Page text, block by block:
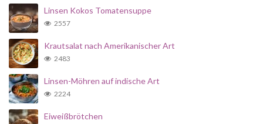
Linsen Kokos Tomatensuppe
2557
Krautsalat nach Amerikanischer Art
2483
Linsen-Möhren auf indische Art
2224
Eiweißbrötchen